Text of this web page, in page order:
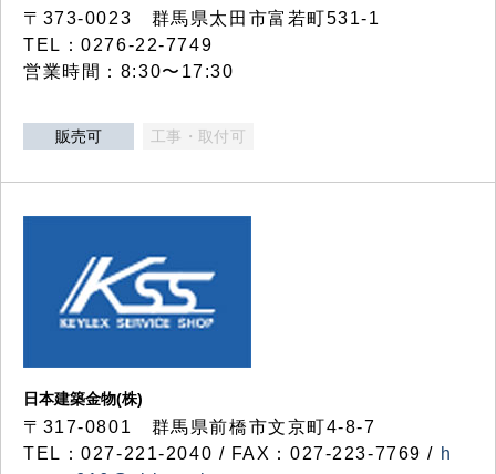
〒373-0023 群馬県太田市富若町531-1
TEL：0276-22-7749
営業時間：8:30〜17:30
販売可 工事・取付可
日本建築金物(株)
〒317‐0801 群馬県前橋市文京町4-8-7
TEL：027-221-2040 / FAX：027-223-7769 / h